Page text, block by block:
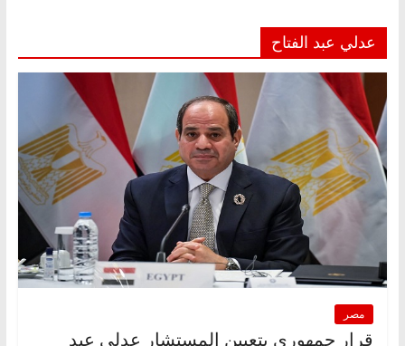
عدلي عبد الفتاح
مصر
قرار جمهوري بتعيين المستشار عدلي عبد